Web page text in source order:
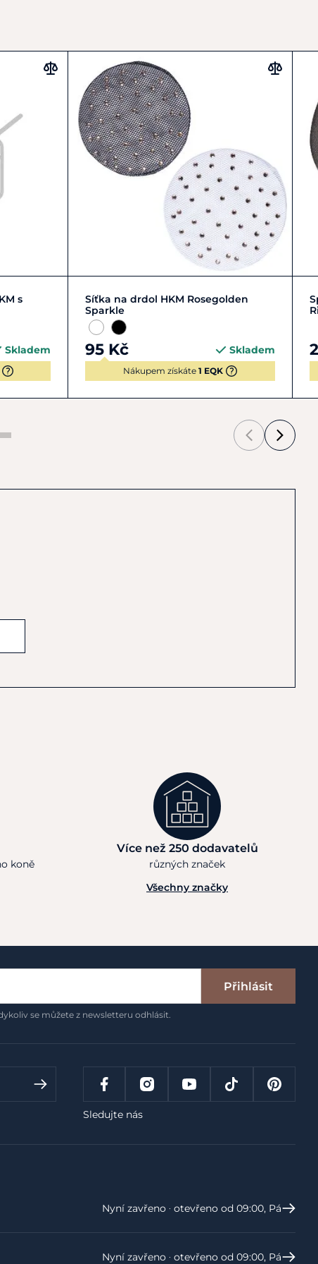
s
Skladem
Zobrazit detail
Síťka na drdol HKM Rosegolden
Sparkle
95 Kč Skladem
Nákupem získáte 1 EQK
koně
Více než 250 dodavatelů
různých značek
Všechny značky
Přihlásit
se můžete z newsletteru odhlásit.
Sledujte nás
Nyní zavřeno ‧ otevřeno od 09:00, Pá
Nyní zavřeno ‧ otevřeno od 09:00, Pá